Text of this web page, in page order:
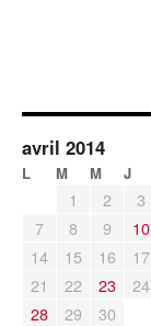
avril 2014
L M M J
1 2 3
7
8 9 10
14
15 16 17
21
22 23 24
28
29 30